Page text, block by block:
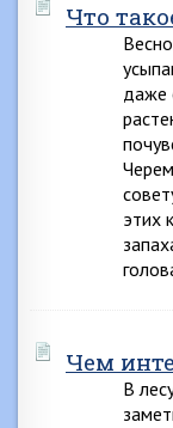
Что
даже
этих
Чем
В